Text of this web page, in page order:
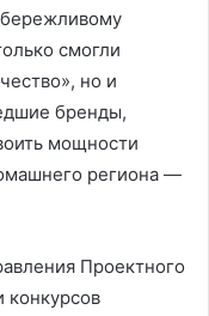
бережливому
смогли
но и
бренды,
мощности
региона —
Проектного